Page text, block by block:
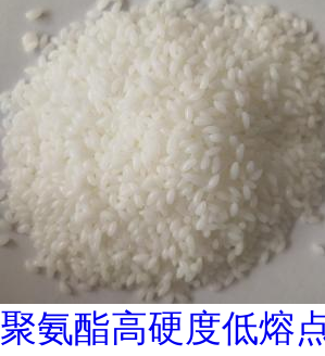
聚氨酯高硬度低熔